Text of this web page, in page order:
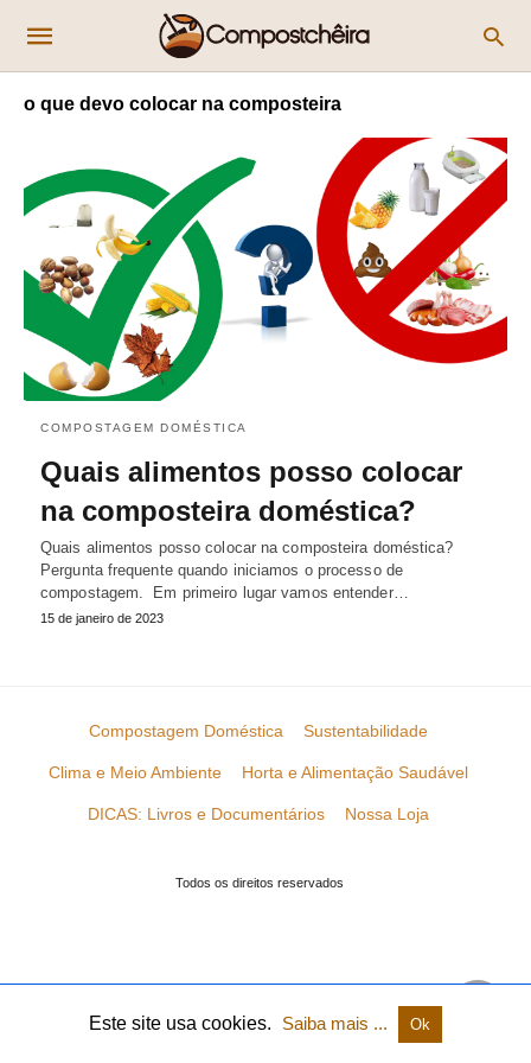
o que devo colocar na composteira
COMPOSTAGEM DOMÉSTICA
Quais alimentos posso colocar
na composteira doméstica?
Quais alimentos posso colocar na composteira doméstica?
Pergunta frequente quando iniciamos o processo de
compostagem. Em primeiro lugar vamos entender…
15 de janeiro de 2023
Compostagem Doméstica Sustentabilidade
Clima e Meio Ambiente Horta e Alimentação Saudável
DICAS: Livros e Documentários Nossa Loja
Todos os direitos reservados
Este site usa cookies. Saiba mais ... Ok